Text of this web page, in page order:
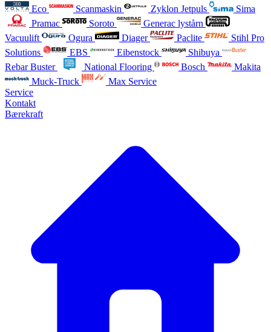
Eco
Scanmaskin Zyklon Jetpuls
Sima
Pramac
Soroto
Generac lystårn
Vacuulift
Ogura Diager Paclite
Stihl Pro
Solutions
EBS Eibenstock
Shibuya
Rebar Buster
National Flooring Bosch
Makita
Muck-Truck
Max Service
Service
Kontakt
Bærekraft